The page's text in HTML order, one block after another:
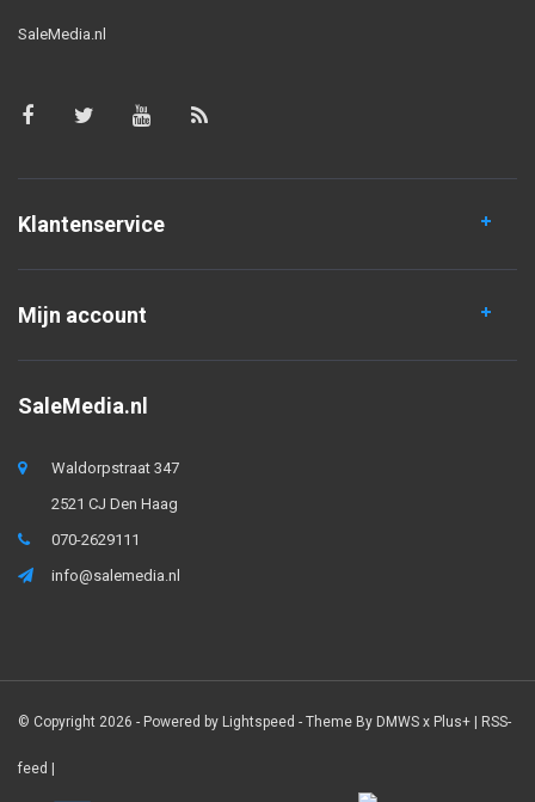
SaleMedia.nl
Klantenservice
Mijn account
SaleMedia.nl
Waldorpstraat 347
2521 CJ Den Haag
070-2629111
info@salemedia.nl
© Copyright 2026 - Powered by Lightspeed - Theme By DMWS x Plus+ | RSS-
feed |